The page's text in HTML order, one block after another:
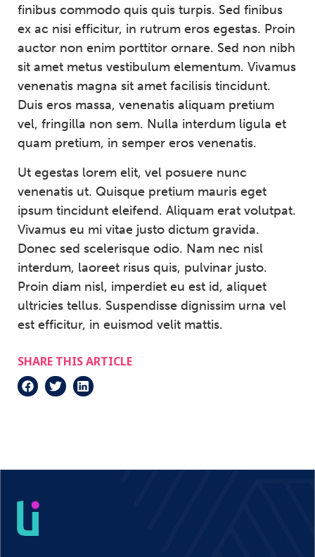
finibus commodo quis quis turpis. Sed finibus
ex ac nisi efficitur, in rutrum eros egestas. Proin
auctor non enim porttitor ornare. Sed non nibh
sit amet metus vestibulum elementum. Vivamus
venenatis magna sit amet facilisis tincidunt.
Duis eros massa, venenatis aliquam pretium
vel, fringilla non sem. Nulla interdum ligula et
quam pretium, in semper eros venenatis.
Ut egestas lorem elit, vel posuere nunc
venenatis ut. Quisque pretium mauris eget
ipsum tincidunt eleifend. Aliquam erat volutpat.
Vivamus eu mi vitae justo dictum gravida.
Donec sed scelerisque odio. Nam nec nisl
interdum, laoreet risus quis, pulvinar justo.
Proin diam nisl, imperdiet eu est id, aliquet
ultricies tellus. Suspendisse dignissim urna vel
est efficitur, in euismod velit mattis.
SHARE THIS ARTICLE